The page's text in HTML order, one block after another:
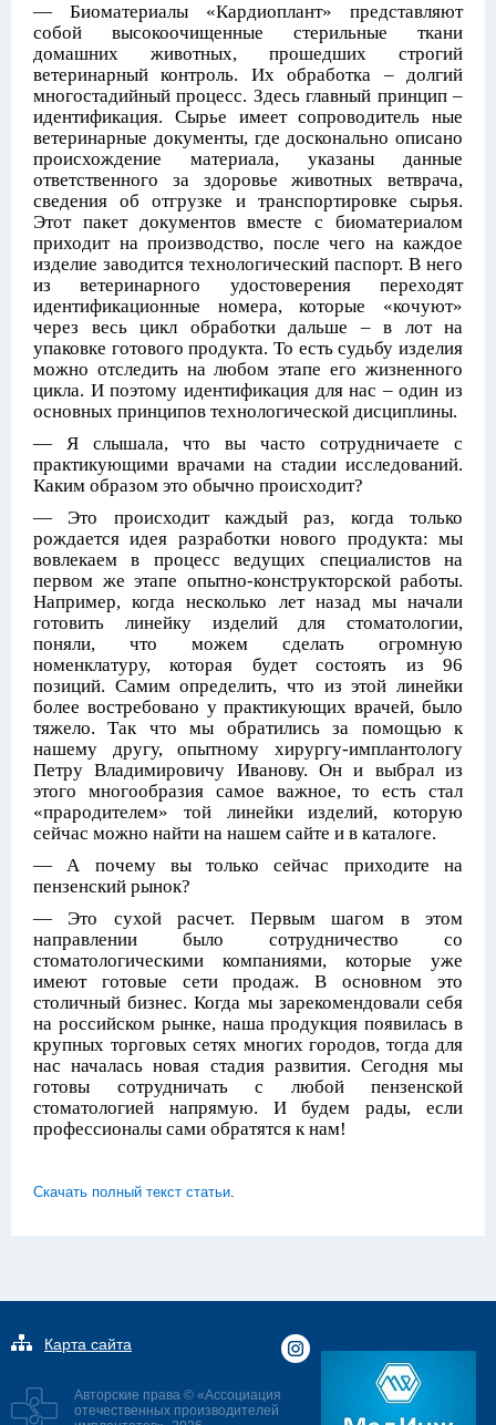
— Биоматериалы «Кардиоплант» представляют
собой высокоочищенные стерильные ткани
домашних животных, прошедших строгий
ветеринарный контроль. Их обработка – долгий
многостадийный процесс. Здесь главный принцип –
идентификация. Сырье имеет сопроводитель ные
ветеринарные документы, где досконально описано
происхождение материала, указаны данные
ответственного за здоровье животных ветврача,
сведения об отгрузке и транспортировке сырья.
Этот пакет документов вместе с биоматериалом
приходит на производство, после чего на каждое
изделие заводится технологический паспорт. В него
из ветеринарного удостоверения переходят
идентификационные номера, которые «кочуют»
через весь цикл обработки дальше – в лот на
упаковке готового продукта. То есть судьбу изделия
можно отследить на любом этапе его жизненного
цикла. И поэтому идентификация для нас – один из
основных принципов технологической дисциплины.
— Я слышала, что вы часто сотрудничаете с
практикующими врачами на стадии исследований.
Каким образом это обычно происходит?
— Это происходит каждый раз, когда только
рождается идея разработки нового продукта: мы
вовлекаем в процесс ведущих специалистов на
первом же этапе опытно-конструкторской работы.
Например, когда несколько лет назад мы начали
готовить линейку изделий для стоматологии,
поняли, что можем сделать огромную
номенклатуру, которая будет состоять из 96
позиций. Самим определить, что из этой линейки
более востребовано у практикующих врачей, было
тяжело. Так что мы обратились за помощью к
нашему другу, опытному хирургу-имплантологу
Петру Владимировичу Иванову. Он и выбрал из
этого многообразия самое важное, то есть стал
«прародителем» той линейки изделий, которую
сейчас можно найти на нашем сайте и в каталоге.
— А почему вы только сейчас приходите на
пензенский рынок?
— Это сухой расчет. Первым шагом в этом
направлении было сотрудничество со
стоматологическими компаниями, которые уже
имеют готовые сети продаж. В основном это
столичный бизнес. Когда мы зарекомендовали себя
на российском рынке, наша продукция появилась в
крупных торговых сетях многих городов, тогда для
нас началась новая стадия развития. Сегодня мы
готовы сотрудничать с любой пензенской
стоматологией напрямую. И будем рады, если
профессионалы сами обратятся к нам!
Скачать полный текст статьи.
Карта сайта
Авторские права © «Ассоциация
отечественных производителей